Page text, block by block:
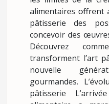
alimentaires offrent
pâtisserie des
concevoir des
Découvrez
transforment l’art
nouvelle
gourmandes.
pâtisserie